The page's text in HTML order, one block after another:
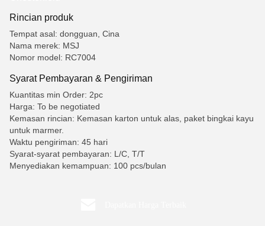
Rincian produk
Tempat asal: dongguan, Cina
Nama merek: MSJ
Nomor model: RC7004
Syarat Pembayaran & Pengiriman
Kuantitas min Order: 2pc
Harga: To be negotiated
Kemasan rincian: Kemasan karton untuk alas, paket bingkai kayu
untuk marmer.
Waktu pengiriman: 45 hari
Syarat-syarat pembayaran: L/C, T/T
Menyediakan kemampuan: 100 pcs/bulan